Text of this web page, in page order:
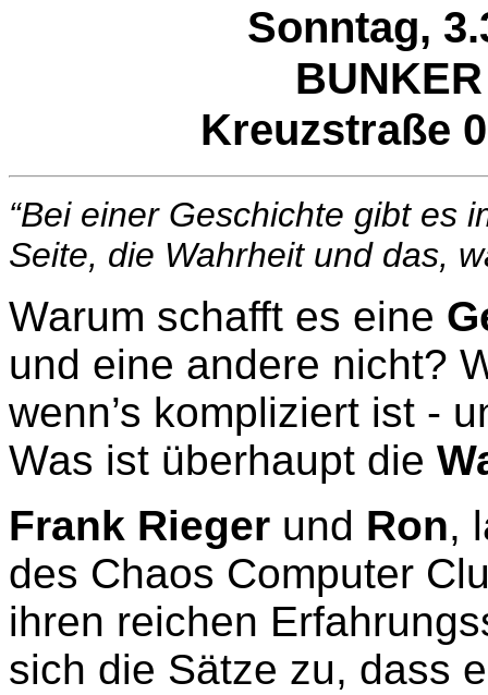
Sonntag,
Kreuzstraße
“Bei einer Geschichte gibt es
Seite, die Wahrheit und das,
Warum schafft es eine
und eine andere nicht?
wenn’s kompliziert ist -
Was ist überhaupt die
Frank Rieger und Ron,
des Chaos Computer
ihren reichen
sich die Sätze zu, dass